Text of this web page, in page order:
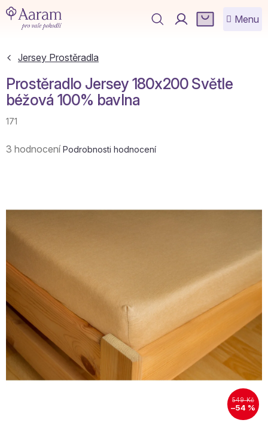
Přejít
na
obsah
NÁKUPNÍ
KOŠÍK
Jersey Prostěradla
Prostěradlo Jersey 180x200 Světle
béžová 100% bavlna
171
Průměrné
5
hvězdiček.
3 hodnocení Podrobnosti hodnocení
549 Kč
–54 %